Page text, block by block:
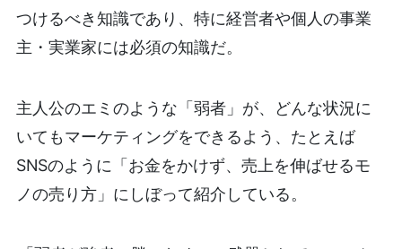
つけるべき知識であり、特に経営者や個人の事業
主・実業家には必須の知識だ。
主人公のエミのような「弱者」が、どんな状況に
いてもマーケティングをできるよう、たとえば
SNSのように「お金をかけず、売上を伸ばせるモ
ノの売り方」にしぼって紹介している。